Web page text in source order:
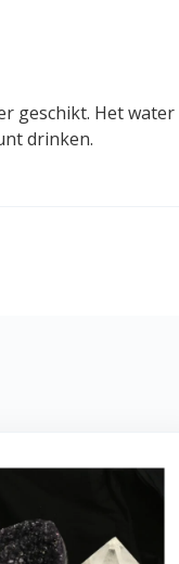
geschikt. Het
drinken.